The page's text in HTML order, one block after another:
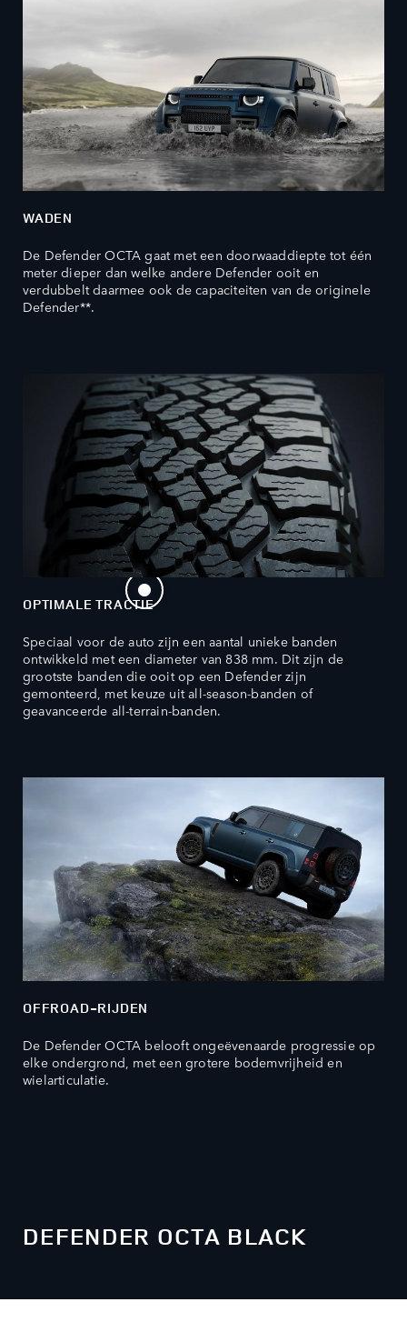
WADEN
De Defender OCTA gaat met een doorwaaddiepte tot één
meter dieper dan welke andere Defender ooit en
verdubbelt daarmee ook de capaciteiten van de originele
Defender**.
OPTIMALE TRACTIE
Speciaal voor de auto zijn een aantal unieke banden
ontwikkeld met een diameter van 838 mm. Dit zijn de
grootste banden die ooit op een Defender zijn
gemonteerd, met keuze uit all-season-banden of
geavanceerde all-terrain-banden.
OFFROAD-RIJDEN
De Defender OCTA belooft ongeëvenaarde progressie op
elke ondergrond, met een grotere bodemvrijheid en
wielarticulatie.
DEFENDER OCTA BLACK